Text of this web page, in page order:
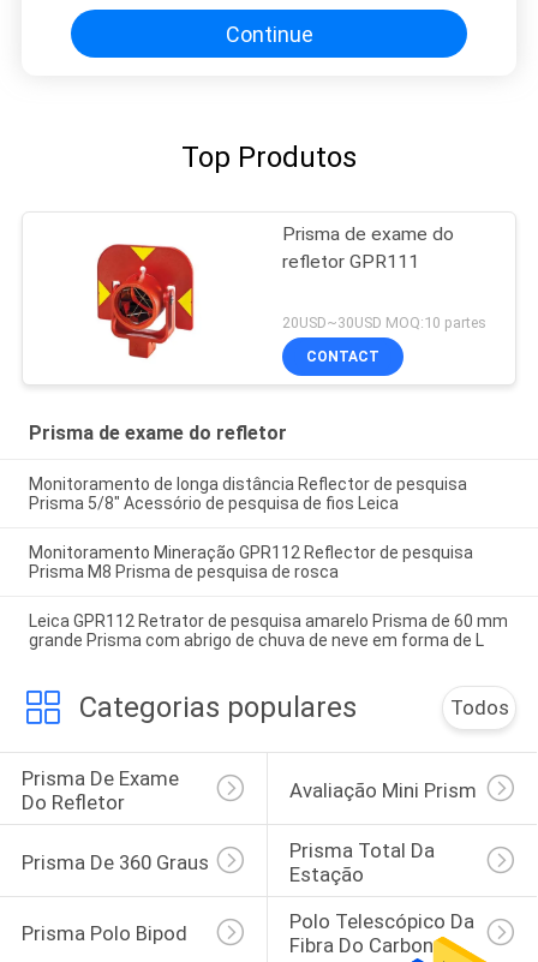
Continue
Top Produtos
Prisma de exame do
refletor GPR111
20USD~30USD MOQ:10 partes
CONTACT
Prisma de exame do refletor
Monitoramento de longa distância Reflector de pesquisa
Prisma 5/8" Acessório de pesquisa de fios Leica
Monitoramento Mineração GPR112 Reflector de pesquisa
Prisma M8 Prisma de pesquisa de rosca
Leica GPR112 Retrator de pesquisa amarelo Prisma de 60 mm
grande Prisma com abrigo de chuva de neve em forma de L
Categorias populares Todos
Prisma De Exame
Do Refletor
Avaliação Mini Prism
Prisma De 360 Graus
Prisma Total Da
Estação
Prisma Polo Bipod
Polo Telescópico Da
Fibra Do Carbono